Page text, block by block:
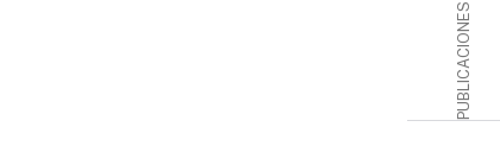
PUBLICACIONES